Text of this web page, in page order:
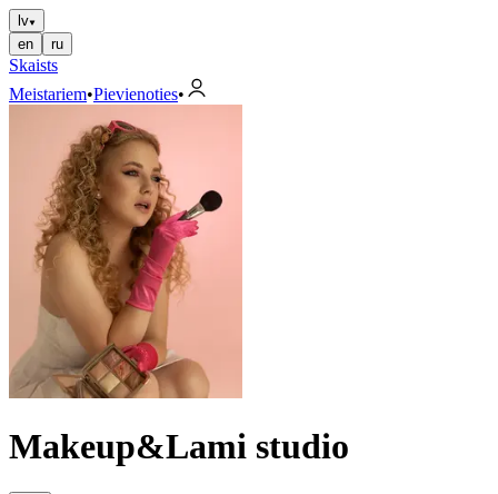
lv
en
ru
Skaists
Meistariem•Pievienoties•
Makeup&Lami studio